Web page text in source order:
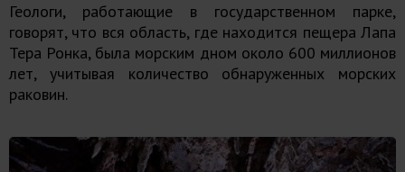
Геологи, работающие в государственном парке,
говорят, что вся область, где находится пещера Лапа
Тера Ронка, была морским дном около 600 миллионов
лет, учитывая количество обнаруженных морских
раковин.